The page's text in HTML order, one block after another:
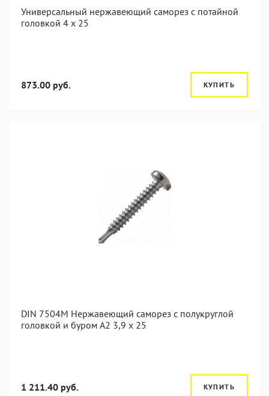
Универсальный нержавеющий саморез с потайной
головкой 4 x 25
873.00 руб. КУПИТЬ
DIN 7504M Нержавеющий саморез с полукруглой
головкой и буром А2 3,9 x 25
1 211.40 руб. КУПИТЬ